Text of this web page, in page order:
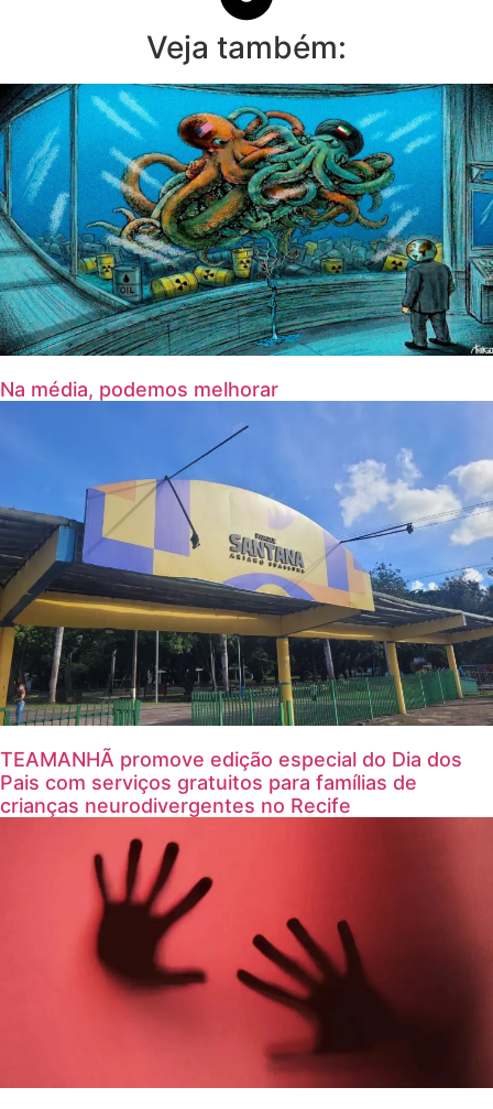
Veja também:
Na média, podemos melhorar
TEAMANHÃ promove edição especial do Dia dos
Pais com serviços gratuitos para famílias de
crianças neurodivergentes no Recife